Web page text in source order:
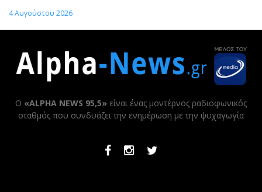
4 Αυγούστου 2026
Ο «ALPHA NEWS 95,5» είναι ένας μοντέρνος ραδιοφωνικός
σταθμός που συνδυάζει την ενημέρωση με την ψυχαγωγία
FacebookInstagramTwitter